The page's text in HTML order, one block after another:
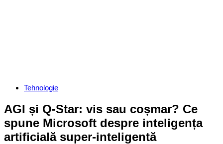
Categories
Tehnologie
AGI și Q-Star: vis sau coșmar? Ce
spune Microsoft despre inteligența
artificială super-inteligentă